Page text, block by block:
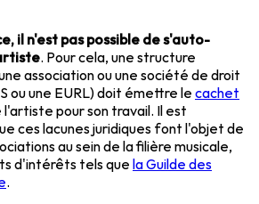
il n'est pas possible de s'auto-
. Pour cela, une structure
association ou une société de droit
ou une EURL) doit émettre le cachet
l'artiste pour son travail. Il est
ces lacunes juridiques font l'objet de
au sein de la filière musicale,
d'intérêts tels que la Guilde des
.